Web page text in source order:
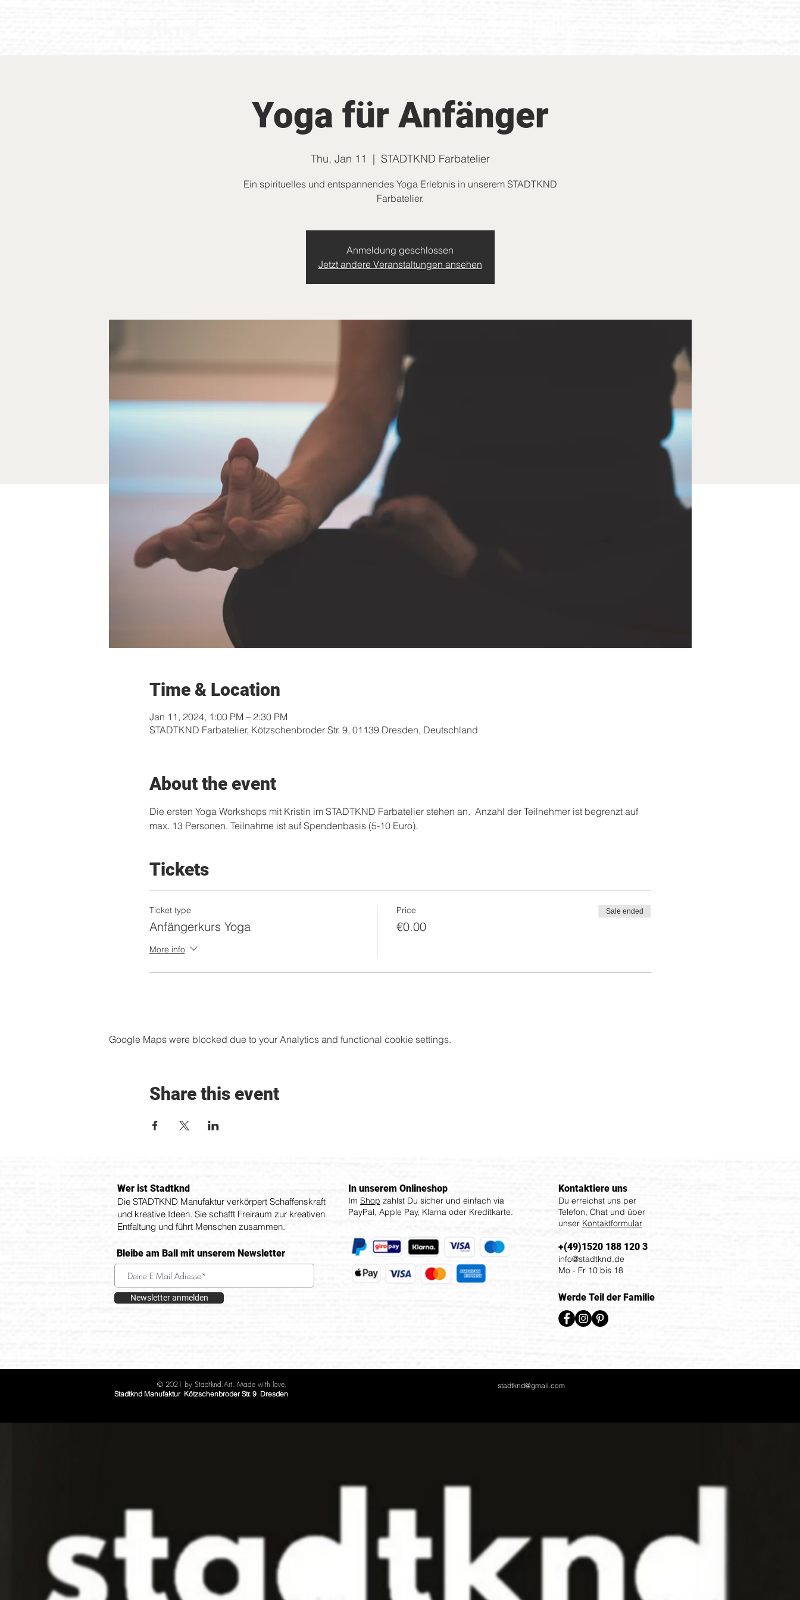
Yoga für Anfänger
Thu, Jan 11
  |
STADTKND Farbatelier
Ein spirituelles und entspannendes Yoga Erlebnis in unserem STADTKND
Farbatelier.
Anmeldung geschlossen
Jetzt andere Veranstaltungen ansehen
Time & Location
Jan 11, 2024, 1:00 PM – 2:30 PM
STADTKND Farbatelier, Kötzschenbroder Str. 9, 01139 Dresden, Deutschland
About the event
Die ersten Yoga Workshops mit Kristin im STADTKND Farbatelier stehen an.  Anzahl der Teilnehmer ist begrenzt auf
max. 13 Personen. Teilnahme ist auf Spendenbasis (5-10 Euro).
Tickets
Ticket type
Anfängerkurs Yoga
More info
Price
€0.00
Sale ended
Google Maps were blocked due to your Analytics and functional cookie settings.
Share this event
Wer ist Stadtknd
Die STADTKND Manufaktur verkörpert Schaffenskraft
und kreative Ideen. Sie schafft Freiraum zur kreativen
Entfaltung und führt Menschen zusammen.
Bleibe am Ball mit unserem Newsletter
Newsletter anmelden
In unserem Onlineshop
Im Shop zahlst Du sicher und einfach via
PayPal, Apple Pay, Klarna oder Kreditkarte.
Kontaktiere uns
Du erreichst uns per
Telefon, Chat und über
unser Kontaktformular
+(49)1520 188 120 3
info@stadtknd.de
Mo - Fr 10 bis 18
Werde Teil der Familie
© 2021 by Stadtknd.Art. Made with love.
Stadtknd Manufaktur Kötzschenbroder Str. 9 Dresden
stadtknd@gmail.com